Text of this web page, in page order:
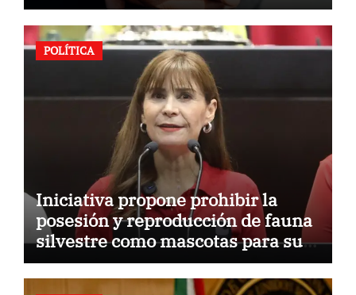
POLÍTICA
Iniciativa propone prohibir la
posesión y reproducción de fauna
silvestre como mascotas para su
comercialización